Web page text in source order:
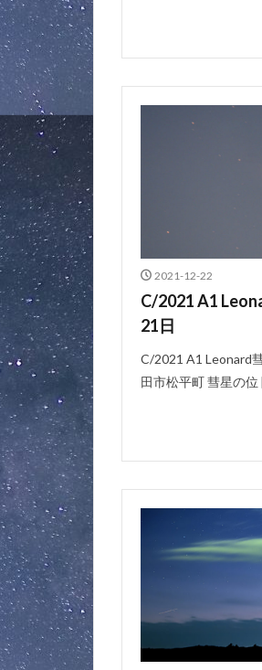
2021-12-22
C/2021 A1
21日
C/2021 A1
田市松平町 彗星の位